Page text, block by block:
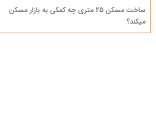
ساخت مسکن 25 متری چه کمکی به بازار مسکن
میکند؟